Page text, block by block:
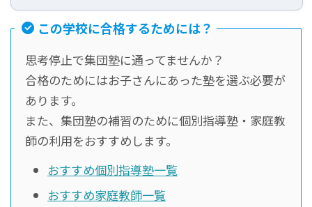
この学校に合格するためには？
思考停止で集団塾に通ってませんか？
合格のためにはお子さんにあった塾を選ぶ必要が
あります。
また、集団塾の補習のために個別指導塾・家庭教
師の利用をおすすめします。
おすすめ個別指導塾一覧
おすすめ家庭教師一覧